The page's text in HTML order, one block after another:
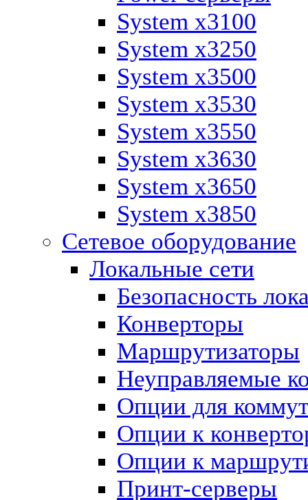
System x3100
System x3250
System x3500
System x3530
System x3550
System x3630
System x3650
System x3850
Сетевое оборудование
Локальные сети
Безопасность
Конверторы
Маршрутизаторы
Неуправляемые
Опции для
Опции к
Опции к
Принт-серверы